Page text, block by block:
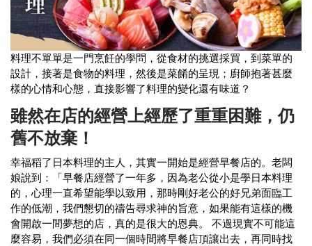
料理不單單是一門烹飪的學問，從食材的挑選採買，到菜單的
設計，接著是食物的料理，然後是菜餚的呈現；廚師抱著甚麼
樣的心情和心態，直接影響了料理的變化還有味道？
雖然在店的經營上經歷了重重困難，仍
舊不放棄！
幸福稻了日本料理的主人，其實一開始是經營早餐店的。 老闆
娘說到：「早餐店經營了一年多，因為老公從小是學日本料理
的，心理一直希望能學以致用，那時剛好老公的好兄弟面臨工
作的低潮，我們懇切的禱告尋求神的旨意，如果能有這樣的機
會開啟一間夢想的店，真的是很大的恩典。 不過現實不可能這
麼容易，我們必須在同一個時間將早餐店頂讓出去，再同時找